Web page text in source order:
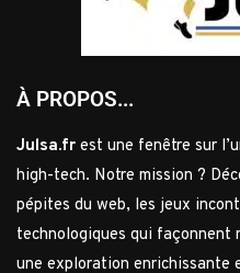
À PROPOS...
Julsa.fr est une fenêtre sur
high-tech. Notre mission ?
pépites du web, les jeux
technologiques qui façonnent
une exploration enrichissante